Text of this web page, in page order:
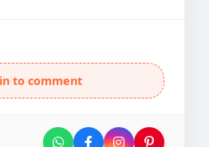
to comment